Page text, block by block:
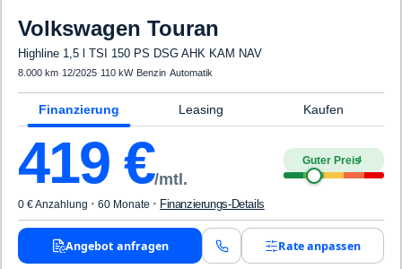
Volkswagen Touran
Highline 1,5 l TSI 150 PS DSG AHK KAM NAV
8.000 km· 12/2025· 110 kW· Benzin·Automatik
Finanzierung Leasing Kaufen
419 €/mtl.
Guter Preis4
0 € Anzahlung · 60 Monate · Finanzierungs-Details
Angebot anfragen Rate anpassen